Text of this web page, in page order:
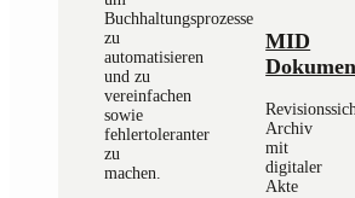
Buchhaltungsprozesse
zu
automatisieren
und zu
vereinfachen
sowie
fehlertoleranter
zu
machen.
MID
Archiv
mit
digitaler
Akte